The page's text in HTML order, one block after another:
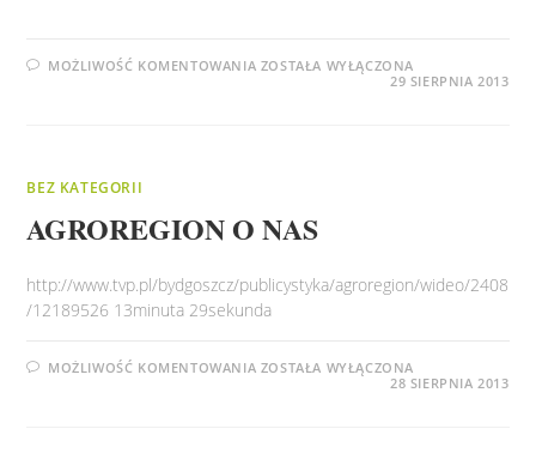
MOŻLIWOŚĆ KOMENTOWANIA V
ZOSTAŁA WYŁĄCZONA
29 SIERPNIA 2013
BEZ KATEGORII
AGROREGION O NAS
http://www.tvp.pl/bydgoszcz/publicystyka/agroregion/wideo/2408
/12189526 13minuta 29sekunda
MOŻLIWOŚĆ KOMENTOWANIA AGROREGION
ZOSTAŁA WYŁĄCZONA
28 SIERPNIA 2013